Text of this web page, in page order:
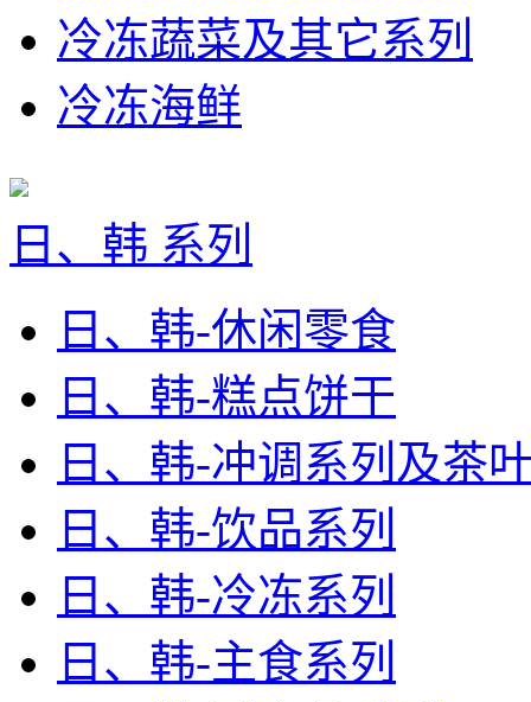
冷冻蔬菜及其它系列
冷冻海鲜
日、韩 系列
日、韩-休闲零食
日、韩-糕点饼干
日、韩-冲调系列及茶
日、韩-饮品系列
日、韩-冷冻系列
日、韩-主食系列